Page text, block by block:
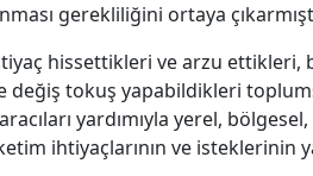
gerekliliğini ortaya
hissettikleri ve arzu
değiş tokuş yapabildikleri
yardımıyla yerel,
ihtiyaçlarının ve isteklerinin